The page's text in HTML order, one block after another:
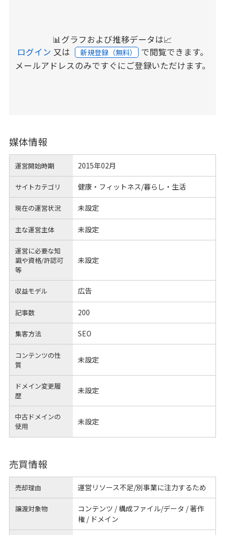
📊グラフおよび推移データは📈
ログイン 又は 新規登録（無料） で閲覧できます。
メールアドレスのみですぐにご登録いただけます。
媒体情報
運営開始時期 2015年02月
サイトカテゴリ 健康・フィットネス/暮らし・生活
現在の運営状況 未設定
主な運営主体 未設定
運営に必要な知
識や資格/許認可
等
未設定
収益モデル 広告
記事数 200
集客方法 SEO
コンテンツの性
質
未設定
ドメイン変更履
歴
未設定
中古ドメインの
使用
未設定
売買情報
売却理由 運営リソース不足/別事業に注力するため
譲渡対象物
コンテンツ / 構成ファイル/データ / 著作
権 / ドメイン